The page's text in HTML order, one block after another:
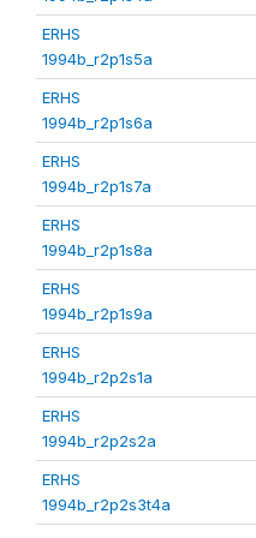
ERHS
1994b_r2p1s5a
ERHS
1994b_r2p1s6a
ERHS
1994b_r2p1s7a
ERHS
1994b_r2p1s8a
ERHS
1994b_r2p1s9a
ERHS
1994b_r2p2s1a
ERHS
1994b_r2p2s2a
ERHS
1994b_r2p2s3t4a